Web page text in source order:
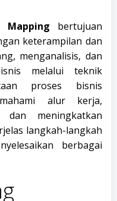
Mapping bertujuan
keterampilan dan
menganalisis, dan
melalui teknik
proses bisnis
alur kerja,
dan meningkatkan
langkah-langkah
berbagai